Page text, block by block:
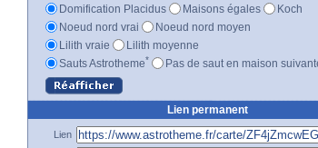
Domification Placidus
Maisons égales
Koch
Noeud nord vrai
Noeud nord moyen
Lilith vraie
Lilith moyenne
Sauts Astrotheme* Pas de saut en maison
Lien permanent
Lien